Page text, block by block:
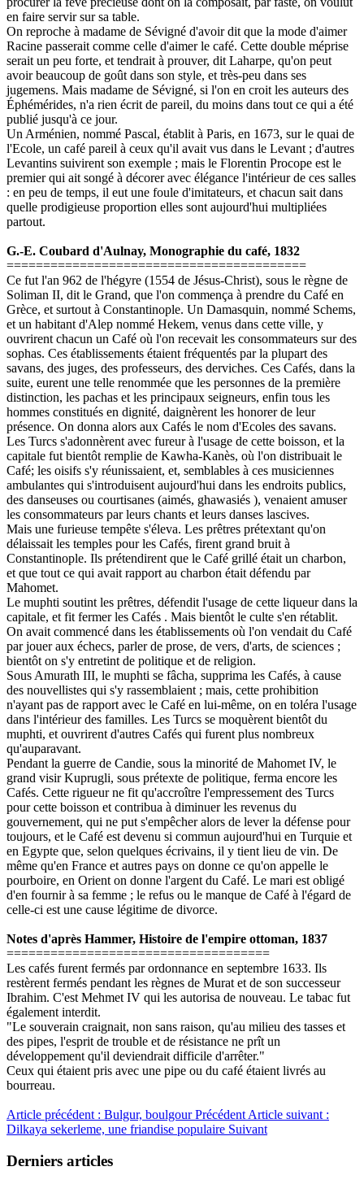
en faire servir sur sa table.
On reproche à madame de Sévigné d'avoir dit que la mode d'aimer
Racine passerait comme celle d'aimer le café. Cette double méprise
serait un peu forte, et tendrait à prouver, dit Laharpe, qu'on peut
avoir beaucoup de goût dans son style, et très-peu dans ses
jugemens. Mais madame de Sévigné, si l'on en croit les auteurs des
Éphémérides, n'a rien écrit de pareil, du moins dans tout ce qui a été
publié jusqu'à ce jour.
Un Arménien, nommé Pascal, établit à Paris, en 1673, sur le quai de
l'Ecole, un café pareil à ceux qu'il avait vus dans le Levant ; d'autres
Levantins suivirent son exemple ; mais le Florentin Procope est le
premier qui ait songé à décorer avec élégance l'intérieur de ces salles
: en peu de temps, il eut une foule d'imitateurs, et chacun sait dans
quelle prodigieuse proportion elles sont aujourd'hui multipliées
partout.
G.-E. Coubard d'Aulnay, Monographie du café, 1832
=========================================
Ce fut l'an 962 de l'hégyre (1554 de Jésus-Christ), sous le règne de
Soliman II, dit le Grand, que l'on commença à prendre du Café en
Grèce, et surtout à Constantinople. Un Damasquin, nommé Schems,
et un habitant d'Alep nommé Hekem, venus dans cette ville, y
ouvrirent chacun un Café où l'on recevait les consommateurs sur des
sophas. Ces établissements étaient fréquentés par la plupart des
savans, des juges, des professeurs, des derviches. Ces Cafés, dans la
suite, eurent une telle renommée que les personnes de la première
distinction, les pachas et les principaux seigneurs, enfin tous les
hommes constitués en dignité, daignèrent les honorer de leur
présence. On donna alors aux Cafés le nom d'Ecoles des savans.
Les Turcs s'adonnèrent avec fureur à l'usage de cette boisson, et la
capitale fut bientôt remplie de Kawha-Kanès, où l'on distribuait le
Café; les oisifs s'y réunissaient, et, semblables à ces musiciennes
ambulantes qui s'introduisent aujourd'hui dans les endroits publics,
des danseuses ou courtisanes (aimés, ghawasiés ), venaient amuser
les consommateurs par leurs chants et leurs danses lascives.
Mais une furieuse tempête s'éleva. Les prêtres prétextant qu'on
délaissait les temples pour les Cafés, firent grand bruit à
Constantinople. Ils prétendirent que le Café grillé était un charbon,
et que tout ce qui avait rapport au charbon était défendu par
Mahomet.
Le muphti soutint les prêtres, défendit l'usage de cette liqueur dans la
capitale, et fit fermer les Cafés . Mais bientôt le culte s'en rétablit.
On avait commencé dans les établissements où l'on vendait du Café
par jouer aux échecs, parler de prose, de vers, d'arts, de sciences ;
bientôt on s'y entretint de politique et de religion.
Sous Amurath III, le muphti se fâcha, supprima les Cafés, à cause
des nouvellistes qui s'y rassemblaient ; mais, cette prohibition
n'ayant pas de rapport avec le Café en lui-même, on en toléra l'usage
dans l'intérieur des familles. Les Turcs se moquèrent bientôt du
muphti, et ouvrirent d'autres Cafés qui furent plus nombreux
qu'auparavant.
Pendant la guerre de Candie, sous la minorité de Mahomet IV, le
grand visir Kuprugli, sous prétexte de politique, ferma encore les
Cafés. Cette rigueur ne fit qu'accroître l'empressement des Turcs
pour cette boisson et contribua à diminuer les revenus du
gouvernement, qui ne put s'empêcher alors de lever la défense pour
toujours, et le Café est devenu si commun aujourd'hui en Turquie et
en Egypte que, selon quelques écrivains, il y tient lieu de vin. De
même qu'en France et autres pays on donne ce qu'on appelle le
pourboire, en Orient on donne l'argent du Café. Le mari est obligé
d'en fournir à sa femme ; le refus ou le manque de Café à l'égard de
celle-ci est une cause légitime de divorce.
Notes d'après Hammer, Histoire de l'empire ottoman, 1837
====================================
Les cafés furent fermés par ordonnance en septembre 1633. Ils
restèrent fermés pendant les règnes de Murat et de son successeur
Ibrahim. C'est Mehmet IV qui les autorisa de nouveau. Le tabac fut
également interdit.
"Le souverain craignait, non sans raison, qu'au milieu des tasses et
des pipes, l'esprit de trouble et de résistance ne prît un
développement qu'il deviendrait difficile d'arrêter."
Ceux qui étaient pris avec une pipe ou du café étaient livrés au
bourreau.
Article précédent : Bulgur, boulgourPrécédent Article suivant :
Dilkaya sekerleme, une friandise populaire Suivant
Derniers articles